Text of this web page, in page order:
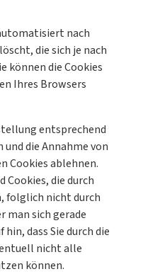
nach
die sich je nach
können die Cookies
Ihres Browsers
entsprechend
die Annahme von
Cookies ablehnen.
Cookies, die durch
folglich nicht durch
man sich gerade
dass Sie durch die
nicht alle
können.